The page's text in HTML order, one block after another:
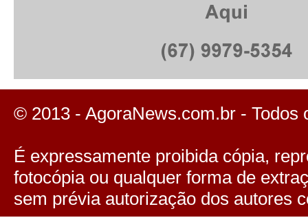
© 2013 - AgoraNews.com.br - Todos
É expressamente proibida cópia,
fotocópia ou qualquer forma de
sem prévia autorização dos autores